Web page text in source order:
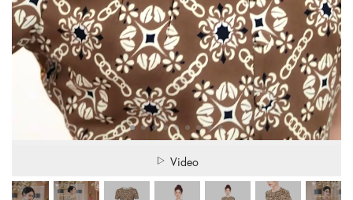
Video